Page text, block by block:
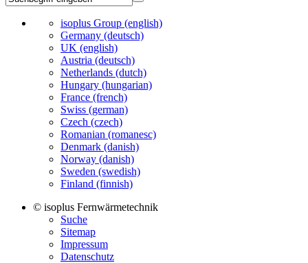
isoplus Group (english)
Germany (deutsch)
UK (english)
Austria (deutsch)
Netherlands (dutch)
Hungary (hungarian)
France (french)
Swiss (german)
Czech (czech)
Romanian (romanesc)
Denmark (danish)
Norway (danish)
Sweden (swedish)
Finland (finnish)
© isoplus Fernwärmetechnik
Suche
Sitemap
Impressum
Datenschutz